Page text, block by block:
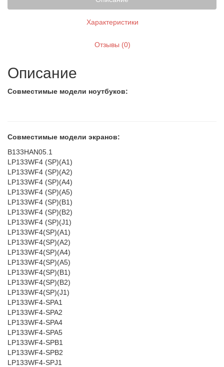
Характеристики
Отзывы (0)
Описание
Совместимые модели ноутбуков:
Совместимые модели экранов:
B133HAN05.1
LP133WF4 (SP)(A1)
LP133WF4 (SP)(A2)
LP133WF4 (SP)(A4)
LP133WF4 (SP)(A5)
LP133WF4 (SP)(B1)
LP133WF4 (SP)(B2)
LP133WF4 (SP)(J1)
LP133WF4(SP)(A1)
LP133WF4(SP)(A2)
LP133WF4(SP)(A4)
LP133WF4(SP)(A5)
LP133WF4(SP)(B1)
LP133WF4(SP)(B2)
LP133WF4(SP)(J1)
LP133WF4-SPA1
LP133WF4-SPA2
LP133WF4-SPA4
LP133WF4-SPA5
LP133WF4-SPB1
LP133WF4-SPB2
LP133WF4-SPJ1